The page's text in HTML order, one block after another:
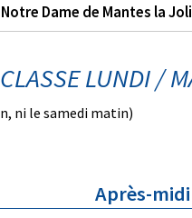
Dame de Mantes la
LUNDI /
ni le samedi matin)
midi